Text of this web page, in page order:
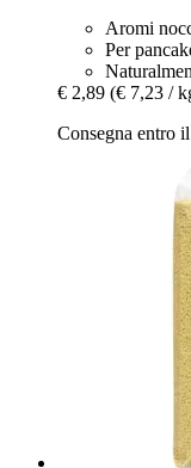
Aromi
Per
€ 2,89 (€ 7,23 /
Consegna entro